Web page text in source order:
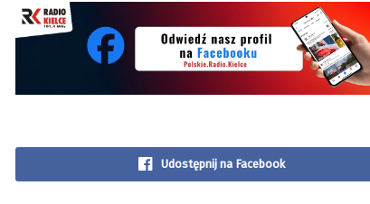
Udostępnij na Facebook